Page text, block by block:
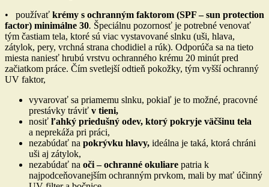
• používať krémy s ochranným faktorom (SPF – sun protection
factor) minimálne 30. Špeciálnu pozornosť je potrebné venovať
tým častiam tela, ktoré sú viac vystavované slnku (uši, hlava,
zátylok, pery, vrchná strana chodidiel a rúk). Odporúča sa na tieto
miesta naniesť hrubú vrstvu ochranného krému 20 minút pred
začiatkom práce. Čím svetlejší odtieň pokožky, tým vyšší ochranný
UV faktor,
vyvarovať sa priamemu slnku, pokiaľ je to možné, pracovné
prestávky tráviť v tieni,
nosiť ľahký priedušný odev, ktorý pokryje väčšinu tela
a neprekáža pri práci,
nezabúdať na pokrývku hlavy, ideálna je taká, ktorá chráni
uši aj zátylok,
nezabúdať na oči – ochranné okuliare patria k
najpodceňovanejším ochranným prvkom, mali by mať účinný